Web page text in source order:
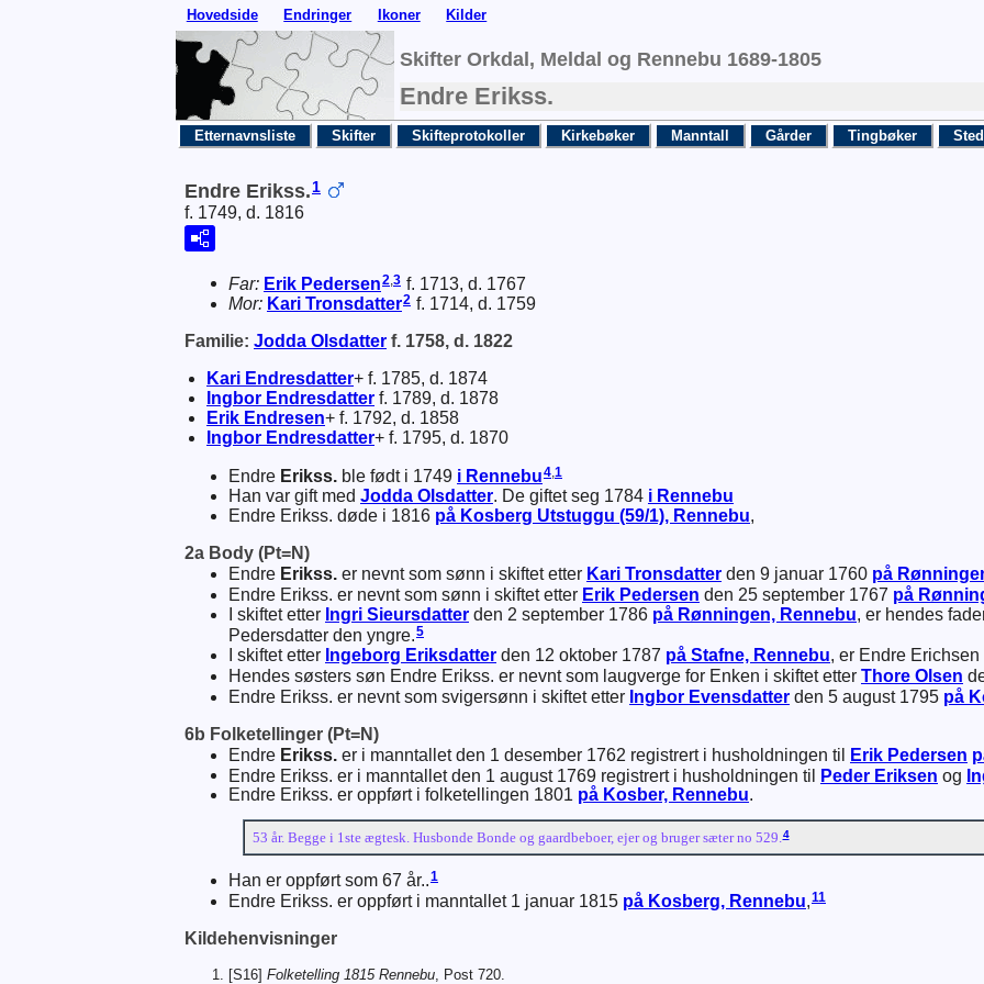
Hovedside Endringer Ikoner Kilder
Skifter Orkdal, Meldal og Rennebu 1689-1805
Endre Erikss.
Etternavnsliste Skifter Skifteprotokoller Kirkebøker Manntall Gårder Tingbøker
Endre Erikss. 1
f. 1749, d. 1816
Far: Erik Pedersen2 3 f. 1713, d. 1767
Mor: Kari Tronsdatter2 f. 1714, d. 1759
Familie: Jodda Olsdatter f. 1758, d. 1822
Kari Endresdatter+ f. 1785, d. 1874
Ingbor Endresdatter f. 1789, d. 1878
Erik Endresen+ f. 1792, d. 1858
Ingbor Endresdatter+ f. 1795, d. 1870
Endre Erikss. ble født i 1749 i Rennebu4,1
Han var gift med Jodda Olsdatter. De giftet seg 1784 i Rennebu
Endre Erikss. døde i 1816 på Kosberg Utstuggu (59/1), Rennebu,
2a Body (Pt=N)
Endre Erikss. er nevnt som sønn i skiftet etter Kari Tronsdatter den 9 januar 1760 på
Endre Erikss. er nevnt som sønn i skiftet etter Erik Pedersen den 25 september 1767 på
I skiftet etter Ingri Sieursdatter den 2 september 1786 på Rønningen, Rennebu, er hendes
Pedersdatter den yngre.5
I skiftet etter Ingeborg Eriksdatter den 12 oktober 1787 på Stafne, Rennebu, er Endre
Hendes søsters søn Endre Erikss. er nevnt som laugverge for Enken i skiftet etter Thore Olsen
Endre Erikss. er nevnt som svigersønn i skiftet etter Ingbor Evensdatter den 5 august 1795 på
6b Folketellinger (Pt=N)
Endre Erikss. er i manntallet den 1 desember 1762 registrert i husholdningen til Erik Pedersen
Endre Erikss. er i manntallet den 1 august 1769 registrert i husholdningen til Peder Eriksen og
Endre Erikss. er oppført i folketellingen 1801 på Kosber, Rennebu.
53 år. Begge i 1ste ægtesk. Husbonde Bonde og gaardbeboer, ejer og bruger sæter no 529. 4
Han er oppført som 67 år..1
Endre Erikss. er oppført i manntallet 1 januar 1815 på Kosberg, Rennebu,11
Kildehenvisninger
[S16] Folketelling 1815 Rennebu, Post 720.